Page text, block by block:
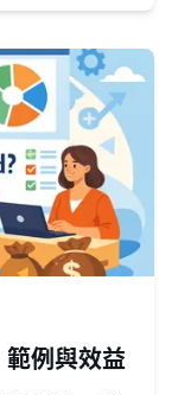
例與效益